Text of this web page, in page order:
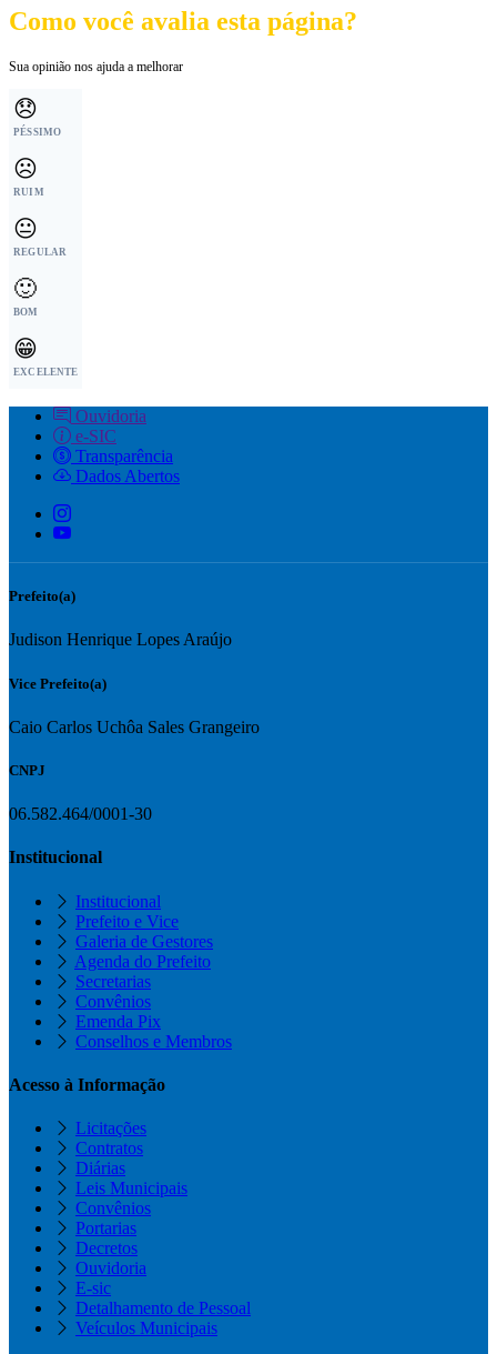
Como você avalia esta página?
Sua opinião nos ajuda a melhorar
😞
PÉSSIMO
☹️
RUIM
😐
REGULAR
🙂
BOM
😁
EXCELENTE
Ouvidoria
e-SIC
Transparência
Dados Abertos
Prefeito(a)
Judison Henrique Lopes Araújo
Vice Prefeito(a)
Caio Carlos Uchôa Sales Grangeiro
CNPJ
06.582.464/0001-30
Institucional
Institucional
Prefeito e Vice
Galeria de Gestores
Agenda do Prefeito
Secretarias
Convênios
Emenda Pix
Conselhos e Membros
Acesso à Informação
Licitações
Contratos
Diárias
Leis Municipais
Convênios
Portarias
Decretos
Ouvidoria
E-sic
Detalhamento de Pessoal
Veículos Municipais